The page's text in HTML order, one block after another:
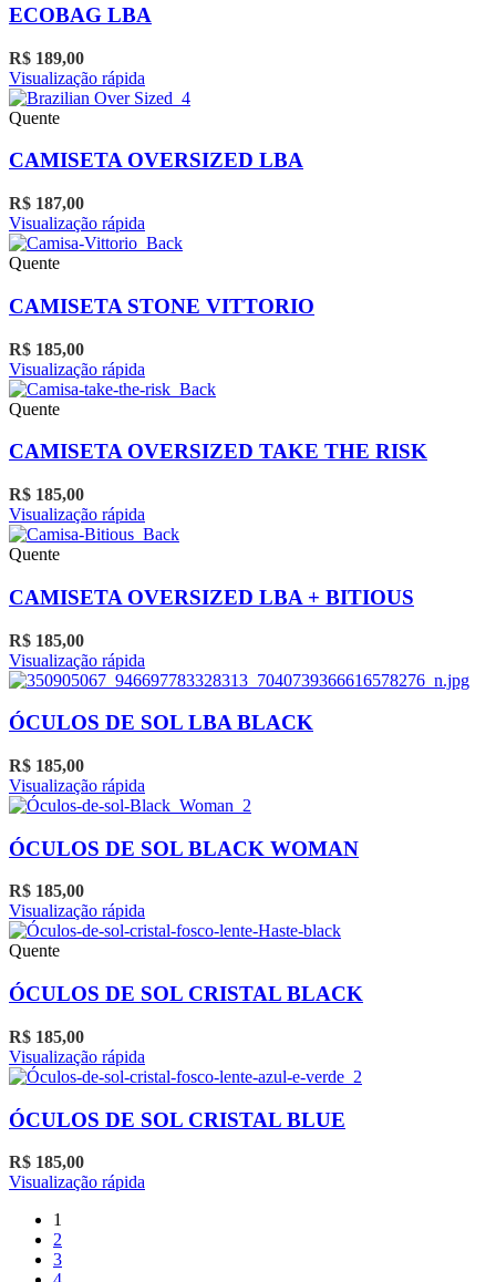
várias
variantes.
As
opções
podem
ser
escolhidas
na
página
produto
ECOBAG LBA
R$ 189,00
Visualização rápida
Quente
CAMISETA OVERSIZED LBA
R$ 187,00
Este
produto
tem
variantes.
As
opções
podem
ser
escolhidas
na
página
do
Visualização rápida
Quente
CAMISETA STONE VITTORIO
R$ 185,00
Este
produto
tem
variantes.
opções
podem
ser
escolhidas
na
página
do
Visualização rápida
Quente
CAMISETA OVERSIZED TAKE THE RISK
R$ 185,00
Este
produto
tem
variantes.
As
opções
podem
ser
escolhidas
na
página
produto
Visualização rápida
Quente
CAMISETA OVERSIZED LBA + BITIOUS
R$ 185,00
Este
produto
várias
As
opções
podem
ser
escolhidas
na
do
produto
Visualização rápida
ÓCULOS DE SOL LBA BLACK
R$ 185,00
Visualização rápida
ÓCULOS DE SOL BLACK WOMAN
R$ 185,00
Visualização rápida
Quente
ÓCULOS DE SOL CRISTAL BLACK
R$ 185,00
Visualização rápida
ÓCULOS DE SOL CRISTAL BLUE
R$ 185,00
Visualização rápida
1
2
3